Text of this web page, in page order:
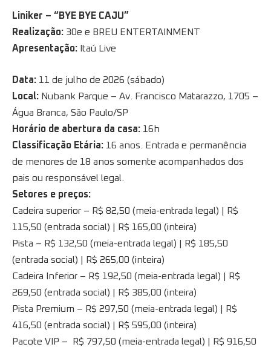
Liniker – “BYE BYE CAJU”
Realização: 30e e BREU ENTERTAINMENT
Apresentação: Itaú Live
Data: 11 de julho de 2026 (sábado)
Local: Nubank Parque – Av. Francisco Matarazzo, 1705 –
Água Branca, São Paulo/SP
Horário de abertura da casa: 16h
Classificação Etária: 16 anos. Entrada e permanência
de menores de 18 anos somente acompanhados dos
pais ou responsável legal.
Setores e preços:
Cadeira superior – R$ 82,50 (meia-entrada legal) | R$
115,50 (entrada social) | R$ 165,00 (inteira)
Pista – R$ 132,50 (meia-entrada legal) | R$ 185,50
(entrada social) | R$ 265,00 (inteira)
Cadeira Inferior – R$ 192,50 (meia-entrada legal) | R$
269,50 (entrada social) | R$ 385,00 (inteira)
Pista Premium – R$ 297,50 (meia-entrada legal) | R$
416,50 (entrada social) | R$ 595,00 (inteira)
Pacote VIP – R$ 797,50 (meia-entrada legal) | R$ 916,50